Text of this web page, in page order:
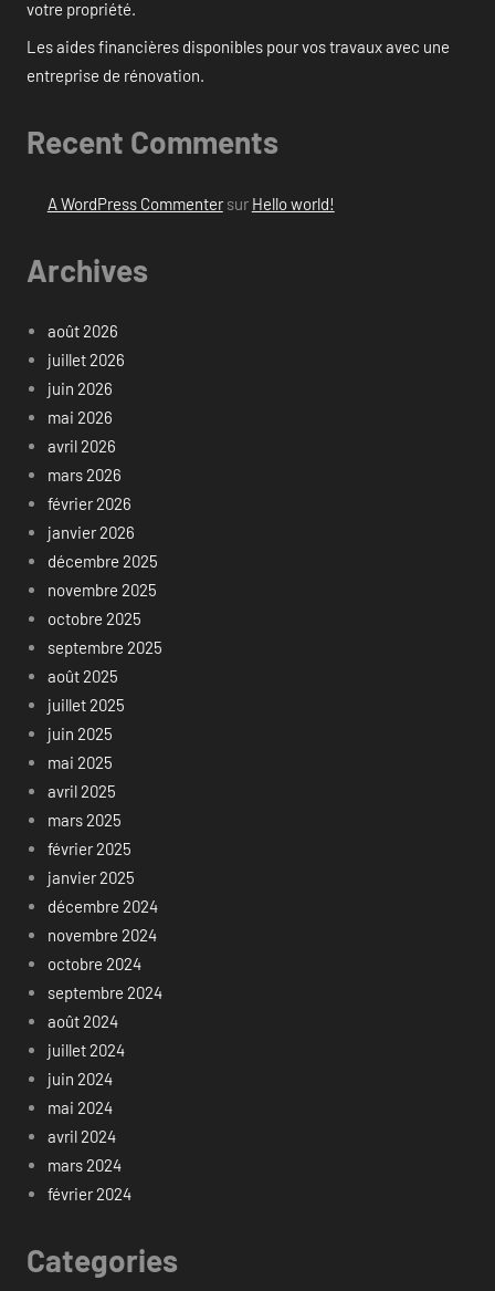
votre propriété.
Les aides financières disponibles pour vos travaux avec une
entreprise de rénovation.
Recent Comments
A WordPress Commentersur Hello world!
Archives
août 2026
juillet 2026
juin 2026
mai 2026
avril 2026
mars 2026
février 2026
janvier 2026
décembre 2025
novembre 2025
octobre 2025
septembre 2025
août 2025
juillet 2025
juin 2025
mai 2025
avril 2025
mars 2025
février 2025
janvier 2025
décembre 2024
novembre 2024
octobre 2024
septembre 2024
août 2024
juillet 2024
juin 2024
mai 2024
avril 2024
mars 2024
février 2024
Categories